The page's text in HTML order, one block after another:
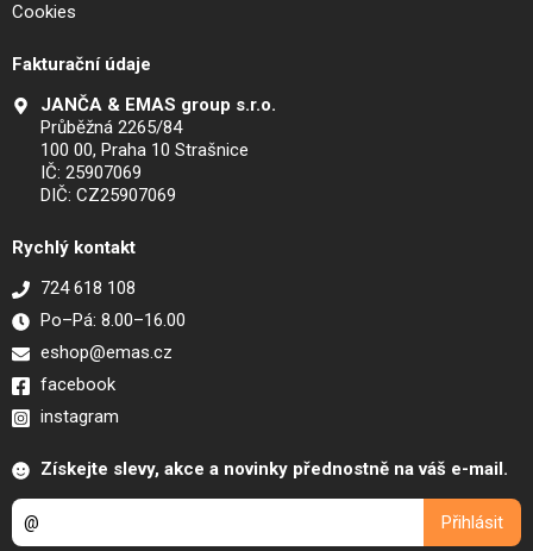
Cookies
Fakturační údaje
JANČA & EMAS group s.r.o.
Průběžná 2265/84
100 00, Praha 10 Strašnice
IČ: 25907069
DIČ: CZ25907069
Rychlý kontakt
724 618 108
Po–Pá: 8.00–16.00
eshop@emas.cz
facebook
instagram
Získejte slevy, akce a novinky přednostně na váš e-mail.